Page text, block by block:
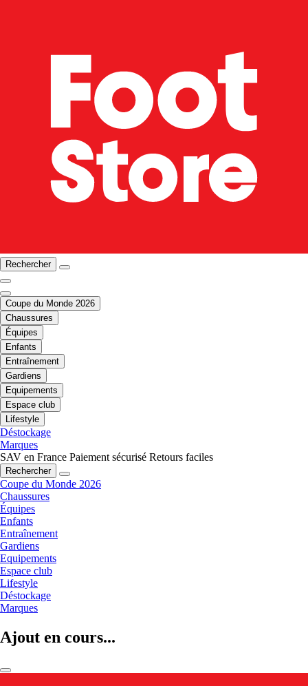
Rechercher
Coupe du Monde 2026
Chaussures
Équipes
Enfants
Entraînement
Gardiens
Equipements
Espace club
Lifestyle
Déstockage
Marques
SAV en France Paiement sécurisé Retours faciles
Rechercher
Coupe du Monde 2026
Chaussures
Équipes
Enfants
Entraînement
Gardiens
Equipements
Espace club
Lifestyle
Déstockage
Marques
Ajout en cours...